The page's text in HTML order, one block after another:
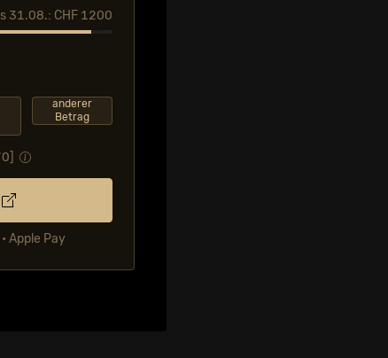
31.08.: CHF 1200
anderer
Betrag
Apple Pay